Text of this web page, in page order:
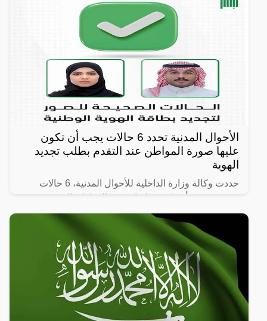
الأحوال المدنية تحدد 6 حالات يجب أن تكون
عليها صورة المواطن عند التقدم بطلب تجديد
الهوية
حددت وكالة وزارة الداخلية للأحوال المدنية، 6 حالات
صحيحة يجب أن تكون عليها صورة المواطن الشخصية
حين التقدم بطلب تجديد بطاقة الهوية الوطنية.